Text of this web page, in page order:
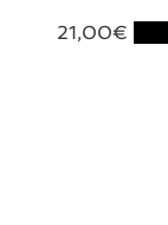
21,00€